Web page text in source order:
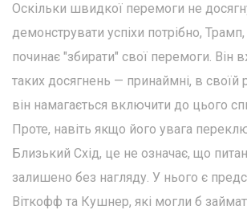
Оскільки швидкої перемоги не
демонструвати успіхи потрібно,
починає "збирати" свої перемоги. Він
таких досягнень — принаймні, в своїй
він намагається включити до цього
Проте, навіть якщо його увага
Близький Схід, це не означає, що
залишено без нагляду. У нього є
Віткофф та Кушнер, які могли б